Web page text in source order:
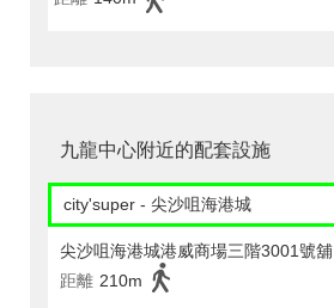
九龍中心附近的配套設施
city'super - 尖沙咀海港城
尖沙咀海港城港威商場三階3001號舖
距離 210m